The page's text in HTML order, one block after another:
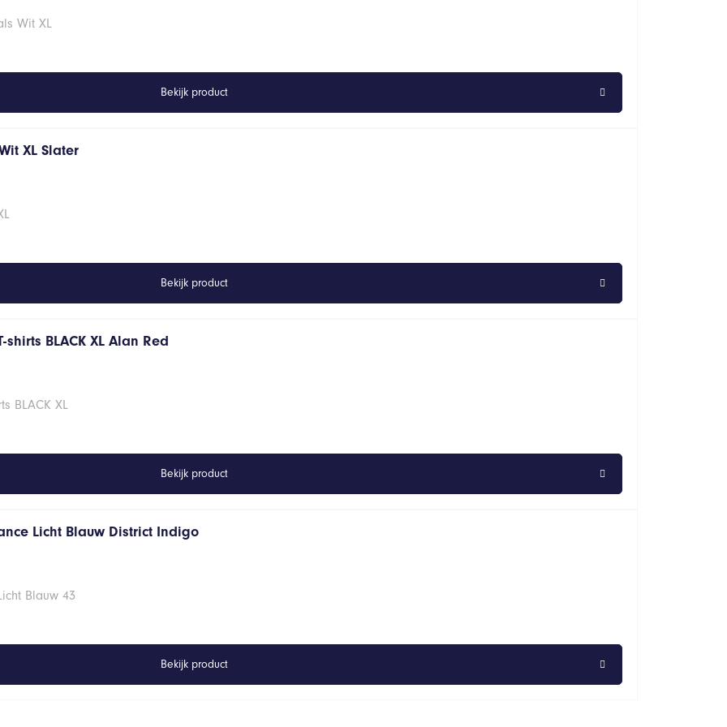
Wit XL
Bekijk product
XL Slater
Bekijk product
BLACK XL Alan Red
BLACK XL
Bekijk product
Licht Blauw District Indigo
Blauw 43
Bekijk product